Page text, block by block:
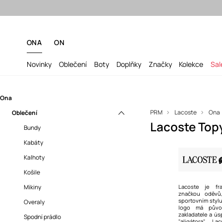
ONA ON
Novinky Oblečení Boty Doplňky Značky Kolekce
Ona
Oblečení
Bundy
Kabáty
Kalhoty
Košile
Mikiny
Overaly
Spodní prádlo
PRM Lacoste Ona
Lacoste
Lacoste je
značkou
sportovním
logo má
zakladatele a